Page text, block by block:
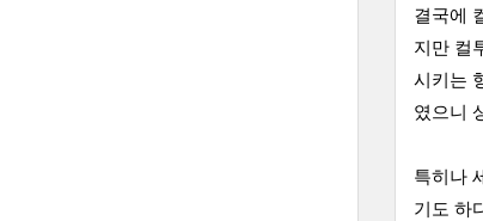
결국에
지만 컬
시키는
였으니
특히나
기도 하